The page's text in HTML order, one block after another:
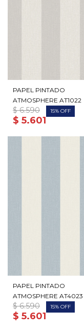
PAPEL PINTADO
ATMOSPHERE AT1022
$ 5.601
$ 6.590 15
PAPEL PINTADO
ATMOSPHERE AT4023
$ 5.601
$ 6.590 15